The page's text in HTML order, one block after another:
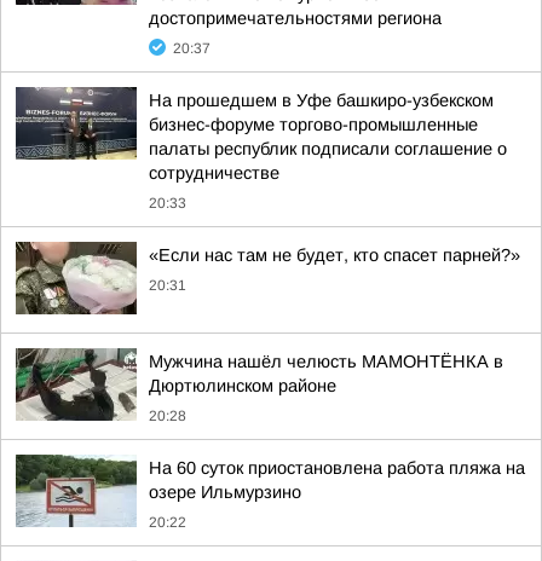
достопримечательностями региона
20:37
На прошедшем в Уфе башкиро-узбекском
бизнес-форуме торгово-промышленные
палаты республик подписали соглашение о
сотрудничестве
20:33
«Если нас там не будет, кто спасет парней?»
20:31
Мужчина нашёл челюсть МАМОНТЁНКА в
Дюртюлинском районе
20:28
На 60 суток приостановлена работа пляжа на
озере Ильмурзино
20:22